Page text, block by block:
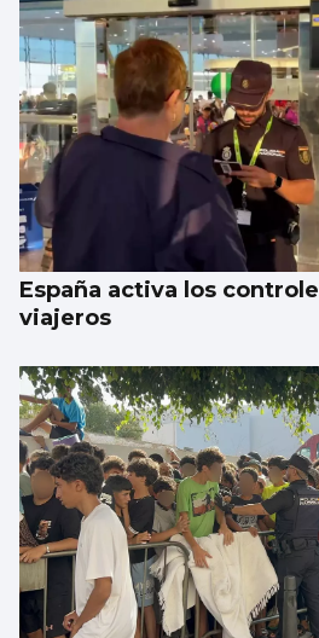
España activa los
viajeros